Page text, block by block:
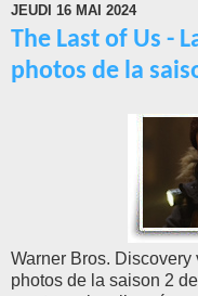
JEUDI 16 MAI 2024
The Last of Us -
photos de la
Warner Bros.
photos de la saison 2 de